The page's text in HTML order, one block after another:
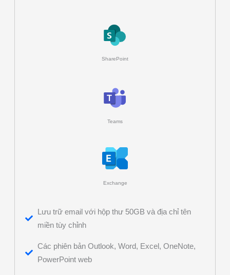
SharePoint
Teams
Exchange
Lưu trữ email với hộp thư 50GB và địa chỉ tên
miền tùy chỉnh
Các phiên bản Outlook, Word, Excel, OneNote,
PowerPoint web